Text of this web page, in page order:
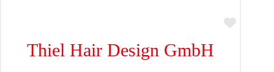
Favorit
Thiel Hair Design GmbH